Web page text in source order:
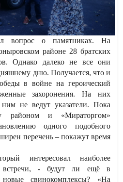
вопрос о памятниках. На
районе 28 братских
Однако далеко не все они
дню. Получается, что и
в войне на героический
захоронения. На них
не ведут указатели. Пока
районом и «Мираторгом»
одного подобного
перечень – покажут время
интересовал наиболее
встречи, - будут ли ещё в
свинокомплексы? «На